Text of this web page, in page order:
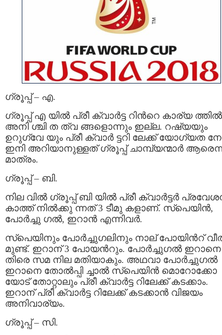
ഗ്രൂപ്പ് – എ.
ഗ്രൂപ്പ് എ യില്‍ പ്രീ ക്വാര്‍ട്ട റിന്‍റെ കാര്യ ത്തില്‍
അനി ശ്ചി ത ത്വ ങ്ങളൊന്നും ഇല്ല. റഷ്യയും
ഉറുഗ്വേ യും പ്രീ ക്വാര്‍ ട്ടറി ലേക്ക് യോഗ്യത
ഇനി അറിയാനുള്ളത് ഗ്രൂപ്പ് ചാമ്പ്യന്മാര്‍
മാത്രം.
ഗ്രൂപ്പ് – ബി.
നില വില്‍ ഗ്രൂപ്പ് ബി യില്‍ പ്രീ ക്വാര്‍ട്ടര്‍
കാത്ത് നില്‍ക്കു ന്നത് 3 ടീമു കളാണ്. സ്പെയിന്‍,
പോര്‍ച്ചു ഗല്‍, ഇറാന്‍ എന്നിവർ.
സ്പെയിനും പോര്‍ച്ചുഗലിനും നാല് പോയിന്‍റ്
മുണ്ട്. ഇറാന് 3 പോയന്‍റും. പോര്‍ച്ചുഗല്‍ ഇറാനെ
തിരെ സമ നില മതിയാകും. അഥവാ പോര്‍ച്ചുഗല്‍
ഇറാനെ തോല്‍പ്പി ച്ചാല്‍ സ്പെയിൻ മൊറോക്കോ
യോട് തോറ്റാലും പ്രീ ക്വാര്‍ട്ട റിലേക്ക് കടക്കാം.
ഇറാന് പ്രീ ക്വാര്‍ട്ട റിലേക്ക് കടക്കാന്‍ വിജയം
അനിവാര്യം.
ഗ്രൂപ്പ് – സി.